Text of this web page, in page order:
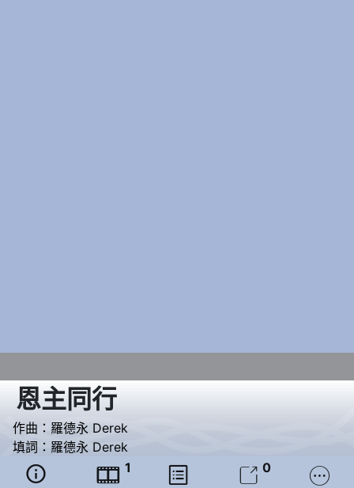
恩主同行
作曲： 羅德永 Derek
填詞： 羅德永 Derek
  1   0 